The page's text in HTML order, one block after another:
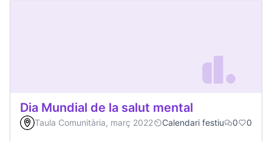
Dia Mundial de la salut mental
Taula Comunitària, març 2022 Calendari festiu 0 0